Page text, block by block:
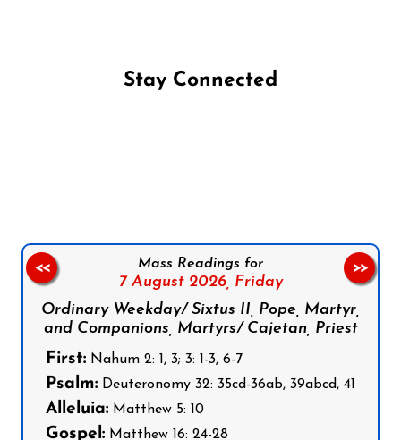
Stay Connected
Mass Readings for
7 August 2026, Friday
Ordinary Weekday/ Sixtus II, Pope, Martyr,
and Companions, Martyrs/ Cajetan, Priest
First: Nahum 2: 1, 3; 3: 1-3, 6-7
Psalm: Deuteronomy 32: 35cd-36ab, 39abcd, 41
Alleluia: Matthew 5: 10
Gospel: Matthew 16: 24-28
<< >>